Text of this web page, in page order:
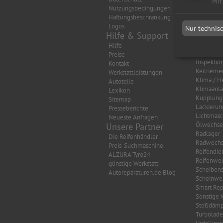
Nutzungsbedingungen
Haftungsbeschränkung
Logos
Hilfe & Support
Hilfe
Preise
Kontakt
Werkstattleistungen
Autoteile
Lexikon
Sitemap
Presseberichte
Neueste Anfragen
Unsere Partner
Die Reifenhändler
Preis-Suchmaschine
ALZURA Tyre24
günstige Werkstatt
Autoreparaturen.de Blog
Bremsen
Getriebe
Inspektion
Klima /
Kupplung
Radlager
Smart
Sonstige
Nur